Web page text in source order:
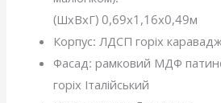
(ШхВхГ) 0,69х1,16х0,49м
Корпус: ЛДСП горіх
Фасад: рамковий МДФ
горіх Італійський